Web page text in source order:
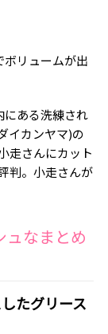
リュームが出
にある洗練され
イカンヤマ)の
走さんにカット
判。小走さんが
ュなまとめ
たグリース